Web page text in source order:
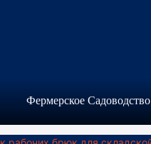
Фермерское Садоводство